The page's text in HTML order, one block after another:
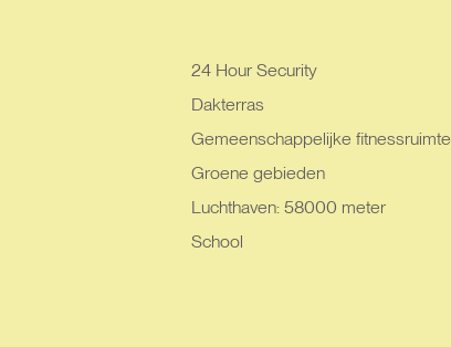
24 Hour Security
Dakterras
Gemeenschappelijke fitnessruimte
Groene gebieden
Luchthaven: 58000 meter
School